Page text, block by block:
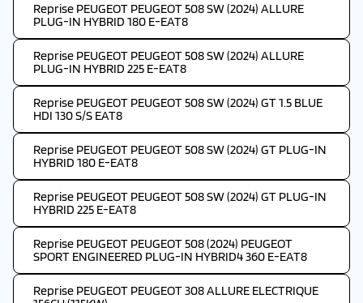
Reprise PEUGEOT PEUGEOT 508 SW (2024) ALLURE
PLUG-IN HYBRID 180 E-EAT8
Reprise PEUGEOT PEUGEOT 508 SW (2024) ALLURE
PLUG-IN HYBRID 225 E-EAT8
Reprise PEUGEOT PEUGEOT 508 SW (2024) GT 1.5 BLUE
HDI 130 S/S EAT8
Reprise PEUGEOT PEUGEOT 508 SW (2024) GT PLUG-IN
HYBRID 180 E-EAT8
Reprise PEUGEOT PEUGEOT 508 SW (2024) GT PLUG-IN
HYBRID 225 E-EAT8
Reprise PEUGEOT PEUGEOT 508 (2024) PEUGEOT
SPORT ENGINEERED PLUG-IN HYBRID4 360 E-EAT8
Reprise PEUGEOT PEUGEOT 308 ALLURE ELECTRIQUE